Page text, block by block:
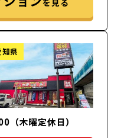
知県
（木曜定休日）